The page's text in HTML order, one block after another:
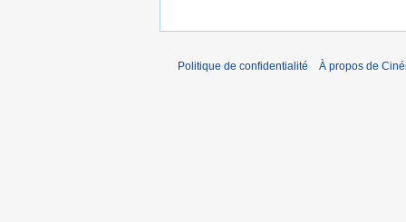
0
Politique de confidentialité À propos de